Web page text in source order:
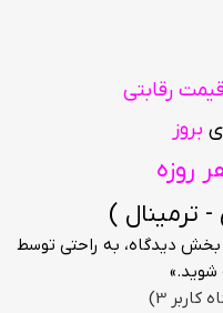
قیمت رقابتی
بروز
روزه
ترمینال )
دیدگاه، به راحتی توسط
شوید.»
کاربر 3
)